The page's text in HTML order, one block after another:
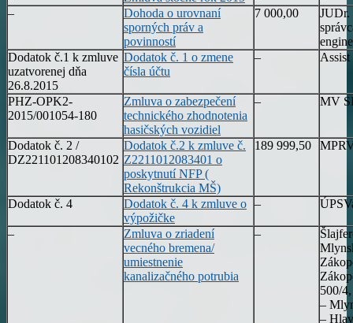
–
Dohoda o urovnaní
sporných práv a
povinností
7 000,00
JUDr.
Dodatok č.1 k zmluve
uzatvorenej dňa
26.8.2015
Dodatok č. 1 o zmene
čísla účtu
– Assist
PHZ-OPK2-
2015/001054-180
Zmluva o zabezpečení
technického zhodnotenia
hasičských vozidiel
– MV
Dodatok č. 2 /
DZ221101208340102
Dodatok č.2 k zmluve č.
Z2211012083401 o
poskytnutí NFP (
Rekonštrukcia MŠ)
189 999,50
Dodatok č. 4
Dodatok č. 4 k zmluve o
výpožičke
–
–
Zmluva o zriadení
vecného bremena/
umiestnenie
kanalizačného potrubia
–
500/
–
–